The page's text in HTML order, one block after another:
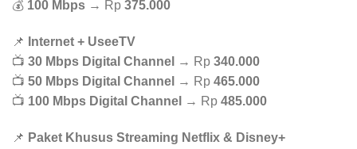
💰 100 Mbps → Rp 375.000
📌
Internet + UseeTV
📺 30 Mbps Digital Channel → Rp 340.000
📺 50 Mbps Digital Channel → Rp 465.000
📺 100 Mbps Digital Channel → Rp 485.000
📌 Paket Khusus Streaming Netflix & Disney+